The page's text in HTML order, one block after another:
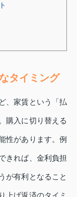
タイミング
、家賃という「払
購入に切り替える
性があります。例
きれば、金利負担
が有利となること
上げ返済のタイミ